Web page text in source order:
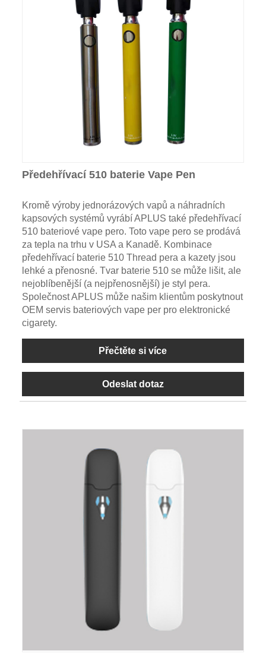
Předehřívací 510 baterie Vape Pen
Kromě výroby jednorázových vapů a náhradních
kapsových systémů vyrábí APLUS také předehřívací
510 bateriové vape pero. Toto vape pero se prodává
za tepla na trhu v USA a Kanadě. Kombinace
předehřívací baterie 510 Thread pera a kazety jsou
lehké a přenosné. Tvar baterie 510 se může lišit, ale
nejoblíbenější (a nejpřenosnější) je styl pera.
Společnost APLUS může našim klientům poskytnout
OEM servis bateriových vape per pro elektronické
cigarety.
Přečtěte si více
Odeslat dotaz